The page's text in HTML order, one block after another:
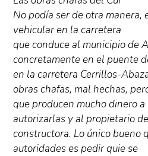
No podía ser de otra manera,
vehicular en la carretera
que conduce al municipio de
concretamente en el puente
en la carretera Cerrillos-
obras chafas, mal hechas,
que producen mucho dinero
autorizarlas y al propietario
constructora. Lo único bueno
autoridades es pedir quie se